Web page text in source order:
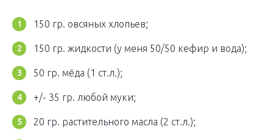
150 гр. овсяных хлопьев;
150 гр. жидкости (у меня 50/50 кефир и вода);
50 гр. мёда (1 ст.л.);
+/- 35 гр. любой муки;
20 гр. растительного масла (2 ст.л.);